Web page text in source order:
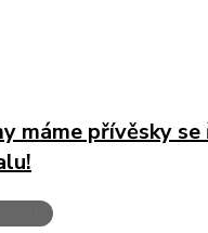
máme přívěsky